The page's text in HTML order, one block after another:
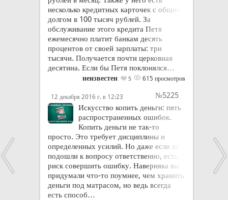
несколько кредитных карточек с общим
долгом в 100 тысяч рублей. За
обслуживание этого кредита Петя
ежемесячно платит банкам десять
процентов от своей зарплаты: три
тысячи. Получается почти церковная
десятина. Если бы Петя поклонялся…
неизвестен 5 615 просмотров
12 декабря 2016 г. в 12:23
№5225
Искусство копить деньги: пять
распространенных ошибок.
Копить деньги не так-то
просто. Это требует дисциплины и
определенных усилий. Но даже если вы
подошли к вопросу ответственно, есть
риск совершить ошибку. Наверняка вы
придумали что-то поумнее, чем хранить
деньги под матрасом, но ведь всегда
есть способ…